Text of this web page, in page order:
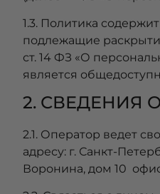
1.3. Политика
подлежащие
ст. 14 ФЗ «О
является
2. СВЕДЕНИЯ
2.1. Оператор ведет
адресу: г. Санкт-
Воронина, дом 10